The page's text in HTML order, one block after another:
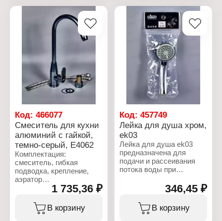
универсальную круглую
форму, которая отлично
впишется в дизайн
большинства ванных
комнат и душевых кабин.
Характеристики:
Бренд: Ekko
Артикул: ЕК05
Тип товара: Лейка для
душа
Количество режимов: 1
режим
Резьба: 1/2"
Цвет: хром
Материал: ABS пластик
Форма лейки: круглая
Вес: 80 г
Код: 466077
Смеситель для кухни
алюминий с гайкой,
темно-серый, E4062
Комплектация:
смеситель, гибкая
подводка, крепление,
аэратор
Бренд: Ekko
Артикул: E4062
1 735,36 ₽
В корзину
Код:457749
Лейка для душа хром,
ek03
Лейка для душа ek03
предназначена для
подачи и рассеивания
потока воды при
Изготовлена из ABS-
хромированной
поверхностью, имеет
346,45 ₽
В корзину